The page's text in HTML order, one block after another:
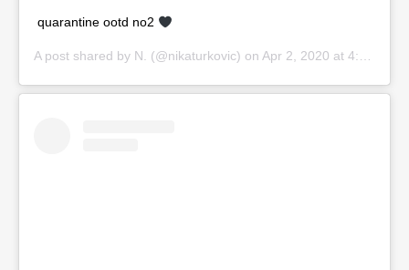
quarantine ootd no2
A post shared by N. (@nikaturkovic) on Apr 2, 2020 at 4:34am PDT